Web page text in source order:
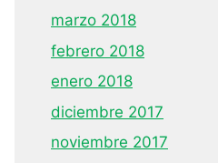
marzo 2018
febrero 2018
enero 2018
diciembre 2017
noviembre 2017